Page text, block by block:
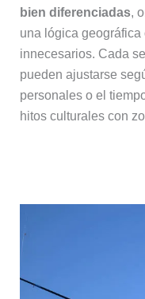
bien diferenciadas,
una lógica
innecesarios. Cada
pueden ajustarse
personales o el
hitos culturales con